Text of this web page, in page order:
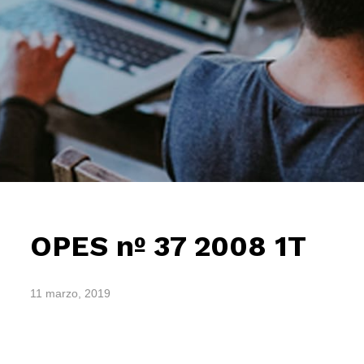
OPES nº 37 2008 1T
11 marzo, 2019